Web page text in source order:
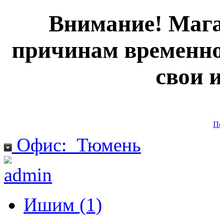
Внимание!
причинам
свои
Офис: Тюмень
Ишим (1)